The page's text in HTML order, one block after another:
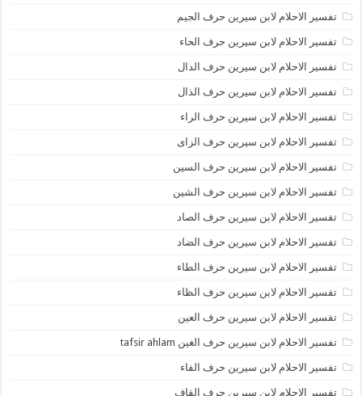
تفسير الاحلام لابن سيرين حرف الجيم
تفسير الاحلام لابن سيرين حرف الحاء
تفسير الاحلام لابن سيرين حرف الدال
تفسير الاحلام لابن سيرين حرف الذال
تفسير الاحلام لابن سيرين حرف الراء
تفسير الاحلام لابن سيرين حرف الزاى
تفسير الاحلام لابن سيرين حرف السين
تفسير الاحلام لابن سيرين حرف الشين
تفسير الاحلام لابن سيرين حرف الصاد
تفسير الاحلام لابن سيرين حرف الضاد
تفسير الاحلام لابن سيرين حرف الطاء
تفسير الاحلام لابن سيرين حرف الظاء
تفسير الاحلام لابن سيرين حرف العين
تفسير الاحلام لابن سيرين حرف الغين tafsir ahlam
تفسير الاحلام لابن سيرين حرف الفاء
تفسير الاحلام لابن سيرين حرف القاف